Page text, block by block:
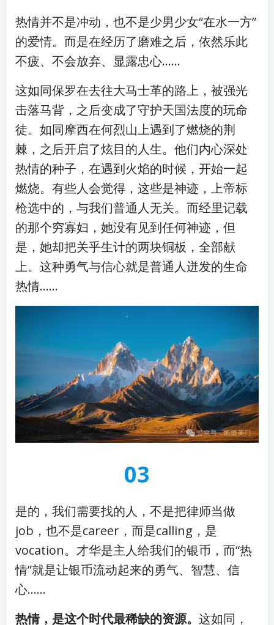
热情并不是冲动，也不是少男少女“在水一方”
的爱情。而是在经历了磨难之后，依然乐此
不疲、不会放弃、显露忠心……
这如同保罗在去往大马士革的路上，被强光
击落马背，之后变成了守护天国法度的玩命
徒。如同摩西在何烈山上遇到了燃烧的荆
棘，之后开启了炫目的人生。他们内心深处
热情的种子，在遇到火焰的时候，开始一起
燃烧。有些人会觉得，这些是神迹，上帝标
枪选中的，与我们普通人无关。而经里记载
的那个穷寡妇，她没有见到任何神迹，但
是，她却把关乎生计的两块铜板，全部献
上。这种勇气与信心就是普通人迸发的生命
热情……
03
是的，我们需要找的人，不是把律师当做
job，也不是career，而是calling，是
vocation。才华是主人给我们的银币，而“热
情”就是让银币流动起来的勇气、智慧、信
心……
热情，是这个时代最稀缺的资源。 这如同，